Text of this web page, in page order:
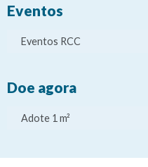
Eventos
Eventos RCC
Doe agora
Adote 1 m²